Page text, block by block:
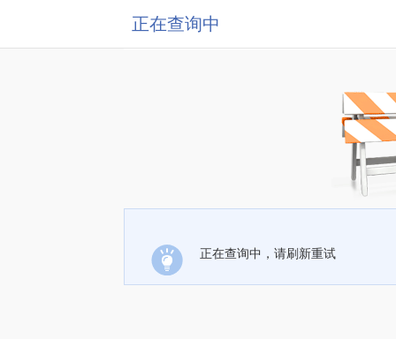
正在查询中
正在查询中，请刷新重试